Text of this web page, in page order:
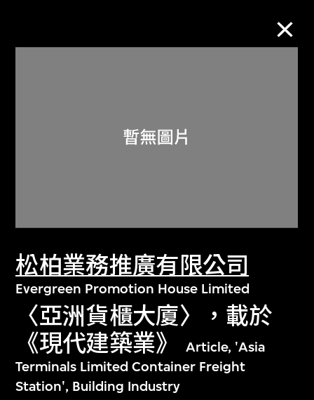
松柏業務推廣有限公司
Evergreen Promotion House Limited
〈亞洲貨櫃大廈〉，載於
《現代建築業》
Article, 'Asia
Terminals Limited Container Freight
Station', Building Industry
關於M+藏品
探索世界頂級的二十及二十一世紀視覺
文化藏品。